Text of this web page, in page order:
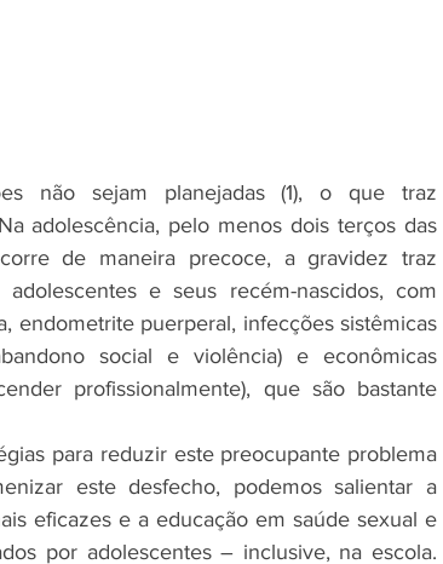
não sejam planejadas (1), o que traz
adolescência, pelo menos dois terços das
de maneira precoce, a gravidez traz
e seus recém-nascidos, com
endometrite puerperal, infecções sistêmicas
social e violência) e econômicas
profissionalmente), que são bastante
para reduzir este preocupante problema
este desfecho, podemos salientar a
eficazes e a educação em saúde sexual e
por adolescentes – inclusive, na escola.